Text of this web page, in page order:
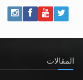
المقالات